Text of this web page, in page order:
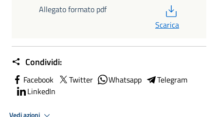
Allegato formato pdf
Scarica
Condividi:
Facebook Twitter Whatsapp
Telegram
LinkedIn
Vedi azioni